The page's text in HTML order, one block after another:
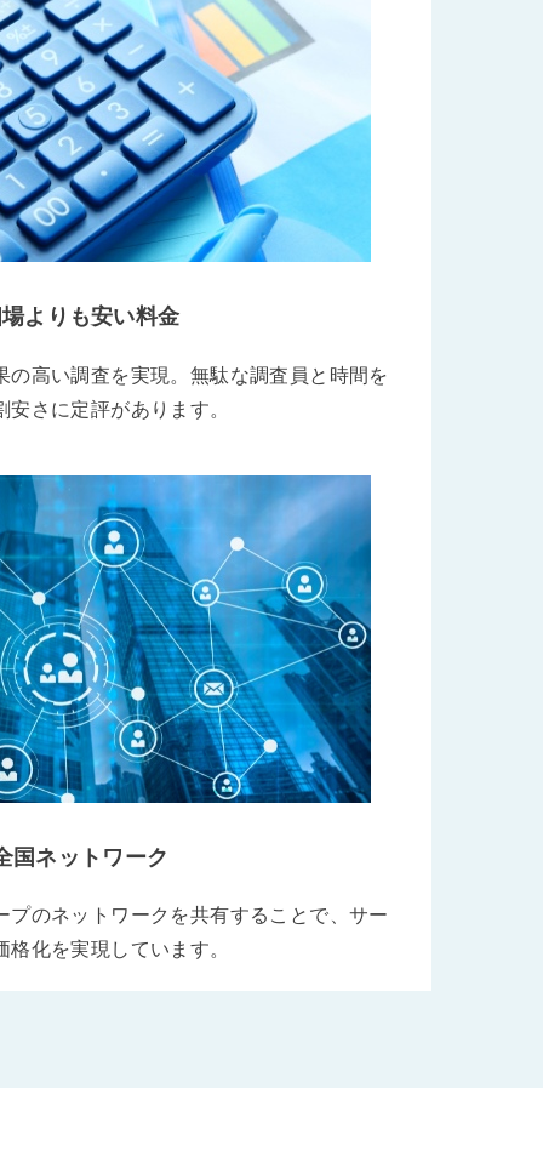
よりも安い料金
の高い調査を実現。無駄な調査員と時間を
さに定評があります。
国ネットワーク
プのネットワークを共有することで、サー
化を実現しています。